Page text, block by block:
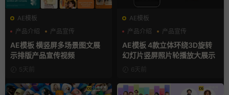
AE模板
产品介绍
产品宣传
产品展示
AE模板 横竖屏多场景图文展
示排版产品宣传视频
5天前
AE模板
产品介绍
产品宣传
产品展示
AE模板 4款立体环绕3D旋转
幻灯片竖屏照片轮播放大展示
6天前